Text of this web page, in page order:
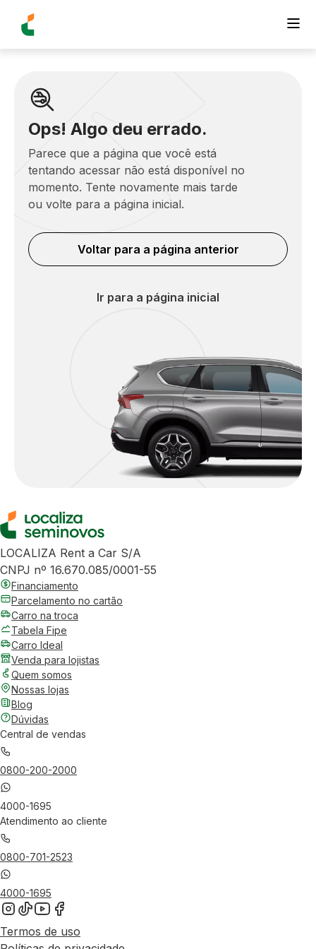
Ops! Algo deu errado.
Parece que a página que você está
tentando acessar não está disponível no
momento. Tente novamente mais tarde
ou volte para a página inicial.
Voltar para a página anterior
Ir para a página inicial
LOCALIZA Rent a Car S/A
CNPJ nº 16.670.085/0001-55
Financiamento
Parcelamento no cartão
Carro na troca
Tabela Fipe
Carro Ideal
Venda para lojistas
Quem somos
Nossas lojas
Blog
Dúvidas
Central de vendas
0800-200-2000
4000-1695
Atendimento ao cliente
0800-701-2523
4000-1695
Termos de uso